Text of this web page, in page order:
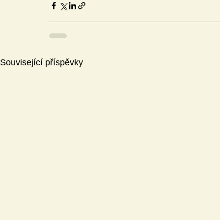
Související příspěvky